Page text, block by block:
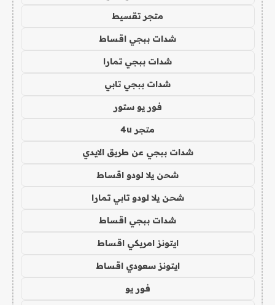
متجر تقسيط
شدات ببجي اقساط
شدات ببجي تمارا
شدات ببجي تابي
فور يو ستور
متجر 4u
شدات ببجي عن طريق الايدي
شحن يلا لودو اقساط
شحن يلا لودو تابي تمارا
شدات ببجي اقساط
ايتونز امريكي اقساط
ايتونز سعودي اقساط
فور يو